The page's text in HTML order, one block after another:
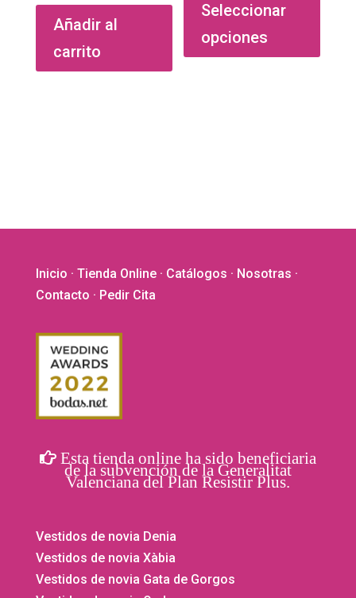
original
335,00€.
Añadir al
carrito
Seleccionar
opciones
Inicio · Tienda Online· Catálogos · Nosotras ·
Contacto · Pedir Cita
Esta tienda online ha sido beneficiaria
de la subvención de la Generalitat
Valenciana del Plan Resistir Plus.
Vestidos de novia Denia
Vestidos de novia Xàbia
Vestidos de novia Gata de Gorgos